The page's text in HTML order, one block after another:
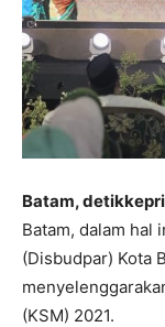
Batam,
Batam, dalam hal
(Disbudpar) Kota
(KSM) 2021.